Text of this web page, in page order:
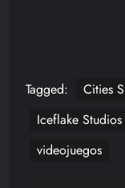
Tagged: Cities
Iceflake Studios
videojuegos